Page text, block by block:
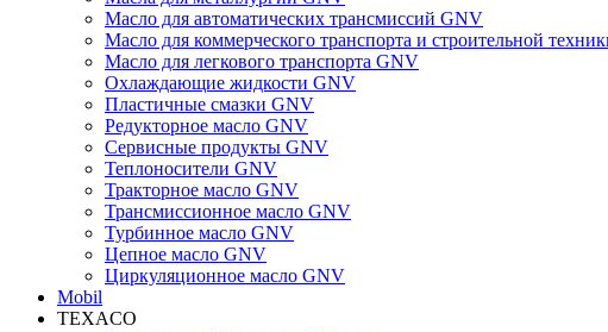
Масло для автоматических трансмиссий GNV
Масло для коммерческого транспорта и строительной
Масло для легкового транспорта GNV
Охлаждающие жидкости GNV
Пластичные смазки GNV
Редукторное масло GNV
Сервисные продукты GNV
Теплоносители GNV
Тракторное масло GNV
Трансмиссионное масло GNV
Турбинное масло GNV
Цепное масло GNV
Циркуляционное масло GNV
Mobil
TEXACO